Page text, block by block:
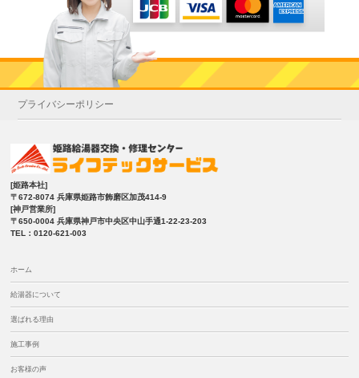
プライバシーポリシー
[姫路本社]
〒672-8074 兵庫県姫路市飾磨区加茂414-9
[神戸営業所]
〒650-0004 兵庫県神戸市中央区中山手通1-22-23-203
TEL：0120-621-003
ホーム
給湯器について
選ばれる理由
施工事例
お客様の声